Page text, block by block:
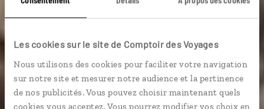
Les cookies sur le site de Comptoir des Voyages
Nous utilisons des cookies pour faciliter votre navigation
sur notre site et mesurer notre audience et la pertinence
de nos publicités. Vous pouvez choisir maintenant quels
cookies vous acceptez. Vous pourrez modifier vos choix en
Patagonie
Circuit autotour Patagonie chilienne et Patagonie
argentine.